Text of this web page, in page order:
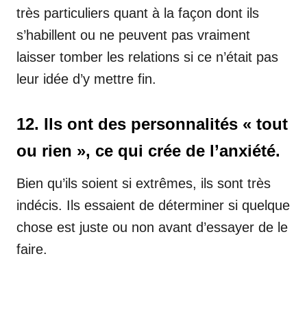
très particuliers quant à la façon dont ils
s’habillent ou ne peuvent pas vraiment
laisser tomber les relations si ce n’était pas
leur idée d’y mettre fin.
12. Ils ont des personnalités « tout
ou rien », ce qui crée de l’anxiété.
Bien qu’ils soient si extrêmes, ils sont très
indécis. Ils essaient de déterminer si quelque
chose est juste ou non avant d’essayer de le
faire.